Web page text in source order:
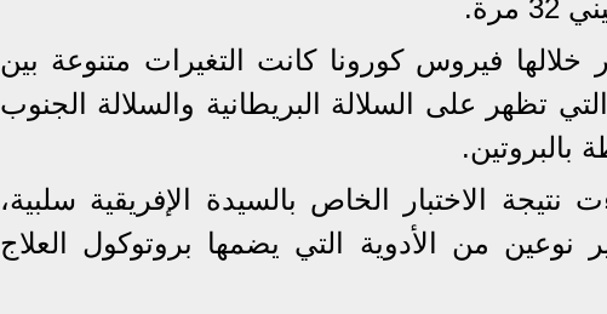
خلالها فيروس كورونا كانت التغيرات متنوعة بين
تظهر على السلالة البريطانية والسلالة الجنوب
الاختبار الخاص بالسيدة الإفريقية سلبية،
من الأدوية التي يضمها بروتوكول العلاج